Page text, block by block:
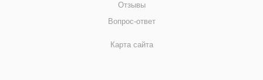
Отзывы
Вопрос-ответ
Карта сайта